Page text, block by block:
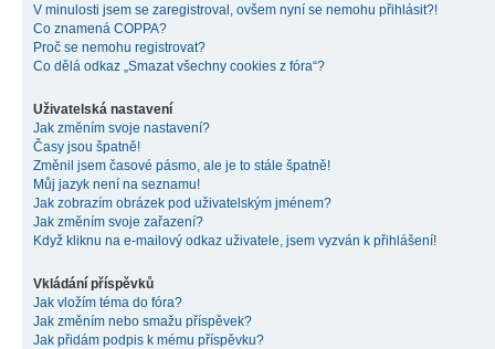
V minulosti jsem se zaregistroval, ovšem nyní se nemohu přihlásit?!
Co znamená COPPA?
Proč se nemohu registrovat?
Co dělá odkaz „Smazat všechny cookies z fóra“?
Uživatelská nastavení
Jak změním svoje nastavení?
Časy jsou špatně!
Změnil jsem časové pásmo, ale je to stále špatně!
Můj jazyk není na seznamu!
Jak zobrazím obrázek pod uživatelským jménem?
Jak změním svoje zařazení?
Když kliknu na e-mailový odkaz uživatele, jsem vyzván k přihlášení!
Vkládání příspěvků
Jak vložím téma do fóra?
Jak změním nebo smažu příspěvek?
Jak přidám podpis k mému příspěvku?